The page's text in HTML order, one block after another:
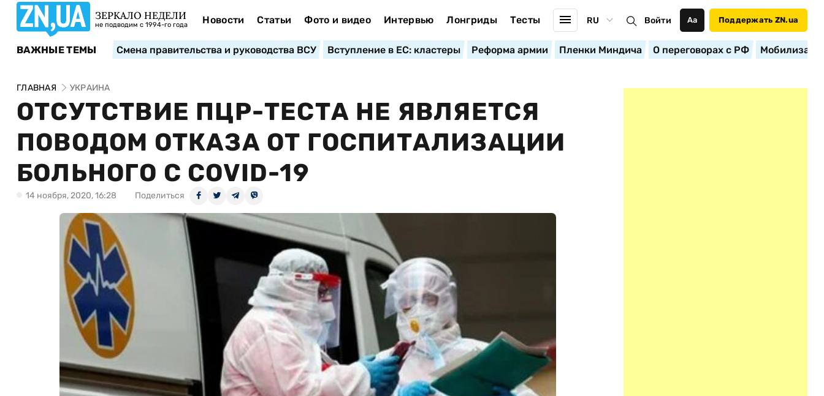
ЗЕРКАЛО НЕДЕЛИ
не подводим с 1994-го года Новости Статьи Фото и видео Интервью Лонгриды Тесты RU Войти Аа Поддержать ZN.ua
ВАЖНЫЕ ТЕМЫ Смена правительства и руководства ВСУ Вступление в ЕС: кластеры Реформа армии Пленки Миндича О переговорах с РФ
ГЛАВНАЯ УКРАИНА
ОТСУТСТВИЕ ПЦР-ТЕСТА НЕ ЯВЛЯЕТСЯ
ПОВОДОМ ОТКАЗА ОТ ГОСПИТАЛИЗАЦИИ
БОЛЬНОГО С COVID-19
14 ноября, 2020, 16:28 Поделиться